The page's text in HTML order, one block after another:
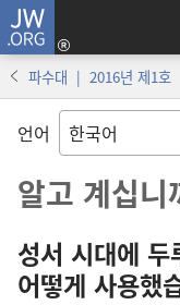
JW.ORG
파수대 | 2016년 제1호
언어
알고 계십니
성서 시대에
어떻게 사용했